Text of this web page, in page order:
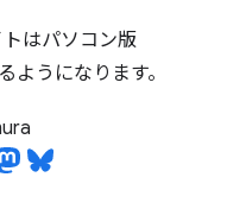
はパソコン版
うになります。